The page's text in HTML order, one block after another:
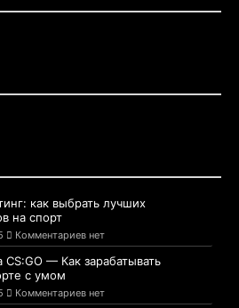
как выбрать лучших
на спорт
Комментариев нет
CS:GO — Как зарабатывать
с умом
Комментариев нет